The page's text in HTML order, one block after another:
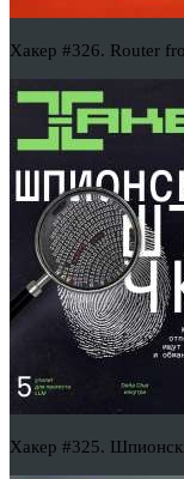
Хакер #326. Router
Хакер #325.